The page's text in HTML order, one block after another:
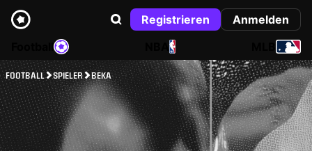
Registrieren
Anmelden
NBA
FOOTBALL SPIELER BEKA